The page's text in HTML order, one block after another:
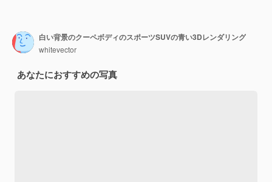
白い背景のクーペボディのスポーツSUVの青い3Dレンダリング
whitevector
あなたにおすすめの写真